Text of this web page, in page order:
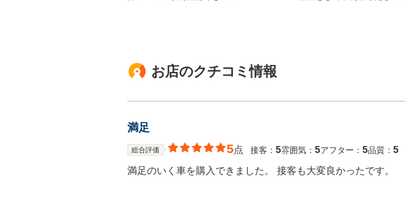
お店のクチコミ情報
満足
総合評価 5点 接客： 5雰囲気： 5アフター： 5品質： 5
満足のいく車を購入できました。 接客も大変良かったです。